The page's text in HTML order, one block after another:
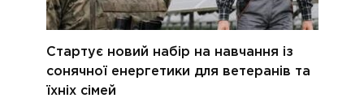
Стартує новий набір на навчання із
сонячної енергетики для ветеранів та
їхніх сімей